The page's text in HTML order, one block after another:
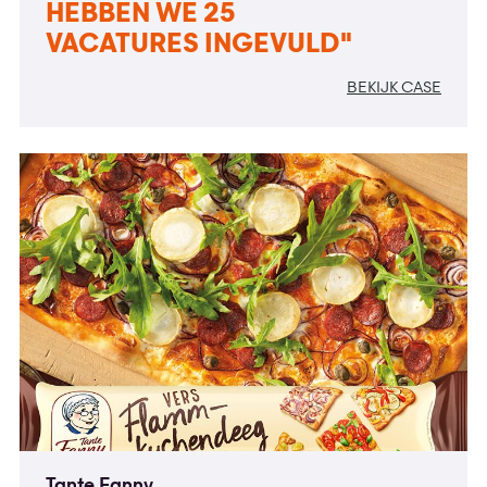
HEBBEN WE 25
VACATURES INGEVULD"
BEKIJK CASE